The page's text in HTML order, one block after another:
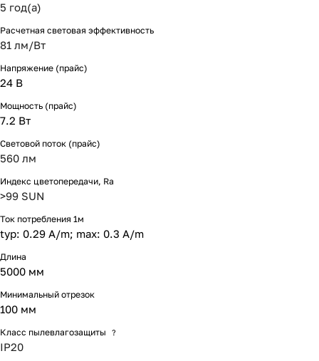
5 год(а)
Расчетная световая эффективность
81 лм/Вт
Напряжение (прайс)
24 В
Мощность (прайс)
7.2 Вт
Световой поток (прайс)
560 лм
Индекс цветопередачи, Ra
>99 SUN
Ток потребления 1м
typ: 0.29 A/m; max: 0.3 A/m
Длина
5000 мм
Минимальный отрезок
100 мм
Класс пылевлагозащиты ?
IP20